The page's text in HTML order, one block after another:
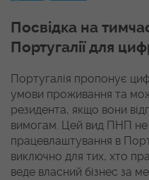
Посвідка на
Португалії для
Португалія пропонує
умови проживання та
резидента, якщо вони
вимогам. Цей вид ПНП не
працевлаштування в
виключно для тих, хто
веде власний бізнес за